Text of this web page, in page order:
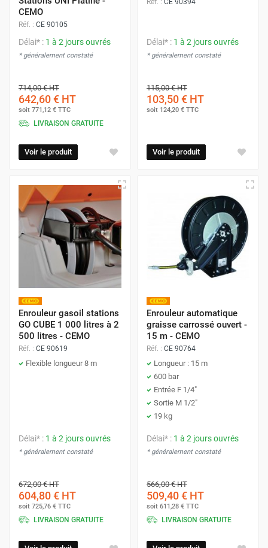
CEMO
Réf. : CE 90105
Délai* : 1 à 2 jours ouvrés
* généralement constaté
714,00 €HT
642,60 € HT
soit 771,12 € TTC
LIVRAISON GRATUITE
Voir le produit
Réf. : CE 90394
Délai* : 1 à 2 jours ouvrés
* généralement constaté
115,00 €HT
103,50 € HT
soit 124,20 € TTC
Voir le produit
Enrouleur gasoil stations
GO CUBE 1 000 litres à 2
500 litres - CEMO
Réf. : CE 90619
Flexible longueur 8 m
Délai* : 1 à 2 jours ouvrés
* généralement constaté
672,00 €HT
604,80 € HT
soit 725,76 € TTC
LIVRAISON GRATUITE
Enrouleur automatique
graisse carrossé ouvert -
15 m - CEMO
Réf. : CE 90764
Longueur : 15 m
600 bar
Entrée F 1/4"
Sortie M 1/2"
19 kg
Délai* : 1 à 2 jours ouvrés
* généralement constaté
566,00 €HT
509,40 € HT
soit 611,28 € TTC
LIVRAISON GRATUITE